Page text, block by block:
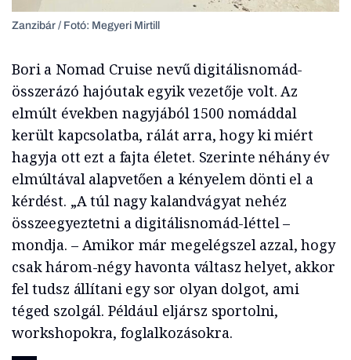
Zanzibár / Fotó: Megyeri Mirtill
Bori a Nomad Cruise nevű digitálisnomád-
összerázó hajóutak egyik vezetője volt. Az
elmúlt években nagyjából 1500 nomáddal
került kapcsolatba, rálát arra, hogy ki miért
hagyja ott ezt a fajta életet. Szerinte néhány év
elmúltával alapvetően a kényelem dönti el a
kérdést. „A túl nagy kalandvágyat nehéz
összeegyeztetni a digitálisnomád-léttel –
mondja. – Amikor már megelégszel azzal, hogy
csak három-négy havonta váltasz helyet, akkor
fel tudsz állítani egy sor olyan dolgot, ami
téged szolgál. Például eljársz sportolni,
workshopokra, foglalkozásokra.